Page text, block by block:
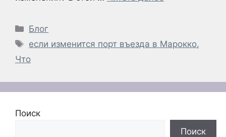
Рубрики
Блог
Метки
если изменится порт въезда в Марокко,
Что
Поиск
Поиск